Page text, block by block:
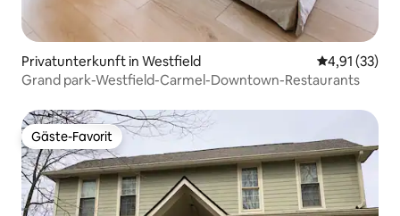
Privatunterkunft in Westfield
4,91 (33)
Grand park-Westfield-Carmel-Downtown-Restaurants
Gäste-Favorit
Gäste-Favorit